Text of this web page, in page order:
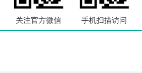
关注官方微信 手机扫描访问